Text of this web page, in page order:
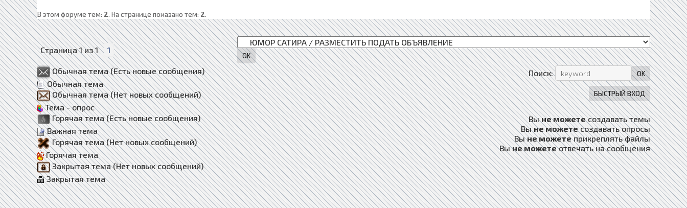
В этом форуме тем: 2. На странице показано тем: 2.
Страница1из1 1
Обычная тема (Есть новые сообщения)
Обычная тема
Обычная тема (Нет новых сообщений)
Тема - опрос
Горячая тема (Есть новые сообщения)
Важная тема
Горячая тема (Нет новых сообщений)
Горячая тема
Закрытая тема (Нет новых сообщений)
Закрытая тема
Поиск:
Выне можетесоздавать темы
Выне можетесоздавать опросы
Выне можетеприкреплять файлы
Выне можетеотвечать на сообщения